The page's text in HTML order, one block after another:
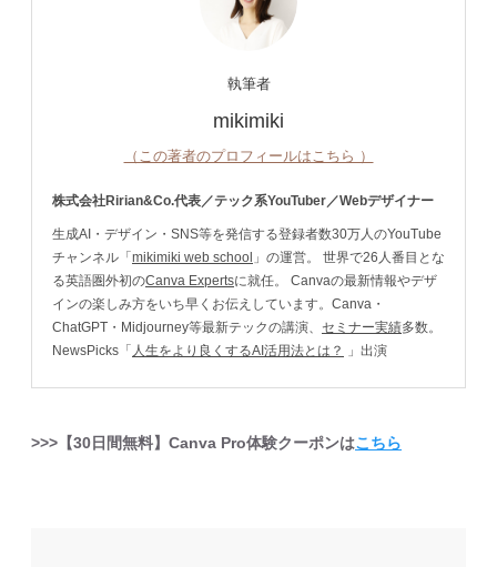
執筆者
mikimiki
（この著者のプロフィールはこちら ）
株式会社Ririan&Co.代表／テック系YouTuber／Webデザイナー
生成AI・デザイン・SNS等を発信する登録者数30万人のYouTube
チャンネル「 mikimiki web school 」の運営。 世界で26人番目とな
る英語圏外初のCanva Expertsに就任。 Canvaの最新情報やデザ
インの楽しみ方をいち早くお伝えしています。Canva・
ChatGPT・Midjourney等最新テックの講演、 セミナー実績多数。
NewsPicks「 人生をより良くするAI活用法とは？ 」出演
>>>【30日間無料】Canva Pro体験クーポンはこちら